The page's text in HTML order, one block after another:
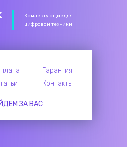
Комлектующие для
цифровой техники
Гарантия
Контакты
ЗА ВАС